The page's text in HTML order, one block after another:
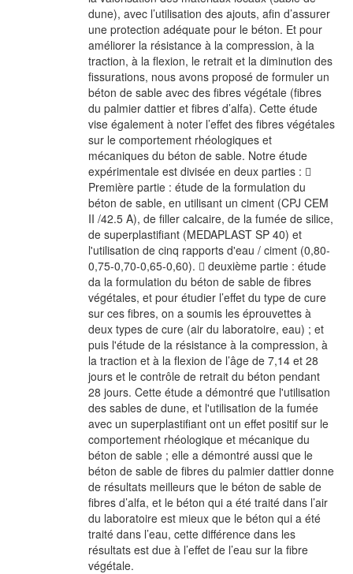
dune), avec l’utilisation des ajouts, afin d’assurer
une protection adéquate pour le béton. Et pour
améliorer la résistance à la compression, à la
traction, à la flexion, le retrait et la diminution des
fissurations, nous avons proposé de formuler un
béton de sable avec des fibres végétale (fibres
du palmier dattier et fibres d’alfa). Cette étude
vise également à noter l’effet des fibres végétales
sur le comportement rhéologiques et
mécaniques du béton de sable. Notre étude
expérimentale est divisée en deux parties : 
Première partie : étude de la formulation du
béton de sable, en utilisant un ciment (CPJ CEM
II /42.5 A), de filler calcaire, de la fumée de silice,
de superplastifiant (MEDAPLAST SP 40) et
l'utilisation de cinq rapports d'eau / ciment (0,80-
0,75-0,70-0,65-0,60).  deuxième partie : étude
da la formulation du béton de sable de fibres
végétales, et pour étudier l’effet du type de cure
sur ces fibres, on a soumis les éprouvettes à
deux types de cure (air du laboratoire, eau) ; et
puis l'étude de la résistance à la compression, à
la traction et à la flexion de l’âge de 7,14 et 28
jours et le contrôle de retrait du béton pendant
28 jours. Cette étude a démontré que l'utilisation
des sables de dune, et l'utilisation de la fumée
avec un superplastifiant ont un effet positif sur le
comportement rhéologique et mécanique du
béton de sable ; elle a démontré aussi que le
béton de sable de fibres du palmier dattier donne
de résultats meilleurs que le béton de sable de
fibres d’alfa, et le béton qui a été traité dans l’air
du laboratoire est mieux que le béton qui a été
traité dans l’eau, cette différence dans les
résultats est due à l’effet de l’eau sur la fibre
végétale.